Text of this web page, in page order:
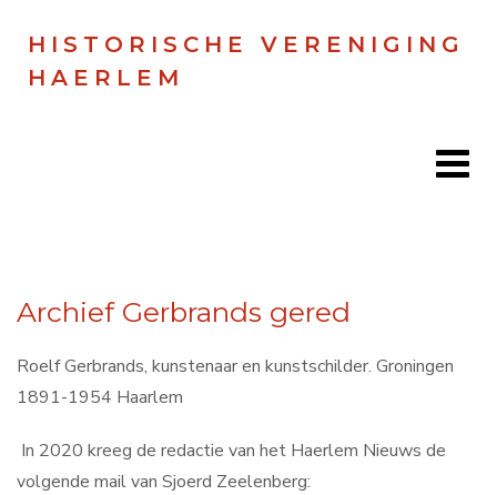
HISTORISCHE VERENIGING
HAERLEM
Doen
Zien
Over ons
Archief Gerbrands gered
Roelf Gerbrands, kunstenaar en kunstschilder. Groningen
1891-1954 Haarlem
In 2020 kreeg de redactie van het Haerlem Nieuws de
volgende mail van Sjoerd Zeelenberg: